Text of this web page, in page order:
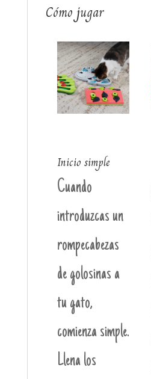
Cómo jugar
Inicio simple
Cuando
introduzcas un
rompecabezas
de golosinas a
tu gato,
comienza simple.
Llena los